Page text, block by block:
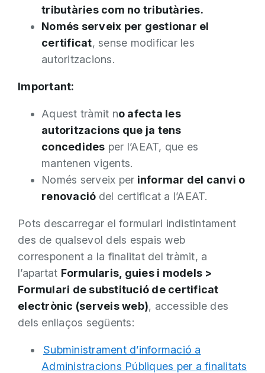
tributàries com no tributàries.
Només serveix per gestionar el
certificat, sense modificar les
autoritzacions.
Important:
Aquest tràmit no afecta les
autoritzacions que ja tens
concedides per l’AEAT, que es
mantenen vigents.
Només serveix per informar del canvi o
renovació del certificat a l’AEAT.
Pots descarregar el formulari indistintament
des de qualsevol dels espais web
corresponent a la finalitat del tràmit, a
l’apartat Formularis, guies i models >
Formulari de substitució de certificat
electrònic (serveis web), accessible des
dels enllaços següents:
Subministrament d’informació a
Administracions Públiques per a finalitats